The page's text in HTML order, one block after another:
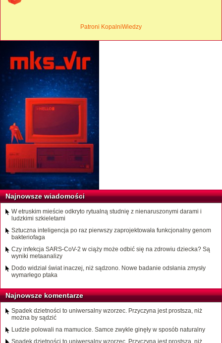
Patroni KopalniWiedzy
Najnowsze wiadomości
W etruskim mieście odkryto rytualną studnię z nienaruszonymi darami i
ludzkimi szkieletami
Sztuczna inteligencja po raz pierwszy zaprojektowała funkcjonalny genom
bakteriofaga
Czy infekcja SARS-CoV-2 w ciąży może odbić się na zdrowiu dziecka? Są
wyniki metaanalizy
Dodo widział świat inaczej, niż sądzono. Nowe badanie odsłania zmysły
wymarłego ptaka
Najnowsze komentarze
Spadek dzietności to uniwersalny wzorzec. Przyczyna jest prostsza, niż
można by sądzić
Ludzie polowali na mamucice. Samce zwykle ginęły w sposób naturalny